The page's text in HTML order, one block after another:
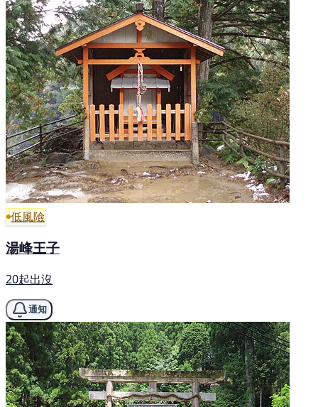
低風險
湯峰王子
20起出沒
通知